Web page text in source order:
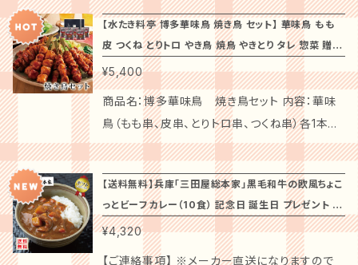
のスープと共に相性抜群。家族や友人との団ら
んにぴったりな一品です。特別な日やお祝い事、
贈り物としても大変喜ばれること間違いなし！
◆店主の声 この「もつ鍋セット」は、厳選した素
材を使用し、家庭で手軽に本格的なもつ鍋を楽
しんでいただけるようにしました。心温まるひと
ときを大切な方と共に過ごしていただけること
を願っています。皆さまのお食卓を、特別なもの
にするお手伝いができれば幸いです。 ◆注意事
項 送料無料でお届けいたしますので、お気軽に
ご購入いただけます。解凍後はなるべく早めにお
召し上がりください。国内配送のみ対応してお
ゼントをお選びいただけます。 ぜひ、「石井味噌」
信州豚ロースギフトをお試しください！あなたの
大切な瞬間に、特別な味わいを添えるお手伝い
をいたします！
手羽小間肉(九州産)、調味液（植物油脂、食塩、
粉末醤油、ローストガーリック、ごま、にんにく、こ
しょう）／調味料(アミノ酸等)、乳化剤、香辛料抽
出物、（一部に小麦・ごま・大豆・鶏肉を含む） 特
徴： 自社で養鶏場を持ち、丹精込めて育てたブ
ランド鶏 九州産銘柄鶏華味鳥。水たき料亭で
も使用し、お客様からも人気の銘柄鶏です。 1羽
から数十グラムしか取れない、希少部位であ
る“肩小肉（手羽小間肉）”を使用。モモ肉のよう
にジューシーで、タレとの相性がよく、ごはんとの
相性抜群です。お箸が止まりません。フライパン
辛料、ポークエキス、生姜ペースト、にんにくペー
スト／カラメル色素、パプリカ色素、酸味料、(一
部に小麦・乳成分・大豆・鶏肉・豚肉・りんごを含
む) 【粗挽きキーマカレー】 食肉等（鶏挽肉（九
州産)、鶏肝挽肉（九州産））、 野菜（玉ねぎ、人
参）、豚脂、小麦粉、ソテーオニオン、砂糖、食用
なたね油、チキンブイヨン、鶏がら スープ、カレ
ー粉、しょうゆ、リンゴピューレ、酵母エキス、フォ
ンドボー、食塩、バター、ポークエキス、にんにく
ペースト、生姜ペースト、香辛料、たん白加水分
解物、発酵調味料／カラメル色素、酸味料、（一
どう糖)、（一部に小麦・卵・大豆・鶏肉を含む）
【華味鳥 つくね串】 鶏肉（九州産）、野菜（玉葱
（国産）、ネギ（国産））、パン粉、砂糖、食塩、鶏卵、
かつお風味調味料、香辛料、衣（パン粉、小麦粉、
鶏卵、でん粉、植物性大豆たん白、食塩、ぶどう
糖）／調味料（アミノ酸等）、（一部に小麦・卵・乳
成分・大豆・鶏肉を含む） 【華味鳥 梅しそ巻串】
鶏肉（九州産）、梅加工品、大葉（国産）、香辛料、
食塩、衣（パン粉、小麦粉、鶏卵、でん粉、植物性
大豆たん白、食塩、ぶどう糖）、（一部に小麦・卵・
大豆・鶏肉を含む） 【華味鳥 鳥ごぼうコロッケ
串】 野菜（馬鈴薯（国産）、ごぼう（国産））、鶏む
ご 原材料名： 鶏手羽元 (九州産)、タレ [米発酵
調味料、砂糖、醤油、水飴、ぶどう糖果糖液糖、ご
ま、濃縮りんご果汁、蜂蜜、香辛料、寒天]、天ぷら
粉(小麦粉、脱脂粉乳)、植物油脂/加工澱粉、増
粘剤(加工澱粉、キサンタン)、乳化剤、クチナシ
色素、(一部に小麦・乳成分・ごま・大豆・鶏肉・り
んごを含む) 特徴： 九州産銘柄鶏「華味鳥」の手
羽元をしっかりと揚げ、オリジナルの甘辛たれに
絡め仕上げました。 カラっと、ピリッと、それが
「華からっと」です。 おすすめは自然解凍後、その
まま冷たい状態でお召しあがりいただくことで
す。もちろん、冷凍のままレンジで温めていただ
【水たき料亭 博多華味鳥 焼き鳥 セット】 華味鳥 もも
皮 つくね とりトロ やき鳥 焼鳥 やきとり タレ 惣菜 贈り
物 記念日 お祝い ギフト 誕生日 プレゼント お取り寄
せ
¥5,400
商品名：博多華味鳥 焼き鳥セット 内容：華味
鳥（もも串、皮串、とりトロ串、つくね串）各1本入
り×5袋 温度帯：冷凍 賞味期限：製造より1年6ヵ
月 アレルゲン：小麦・大豆・鶏肉・豚肉・りんご 商
品箱サイズ：190×260×140mm 原材料： 【もも
串、とりトロ(肩肉)串】 鶏肉（九州産）、タレ（醤
油、砂糖、水飴、みりん、アミノ酸液、食塩、りんご
酢、香辛料）／増粘剤（加工でん粉、キサンタン）、
【送料無料】兵庫「三田屋総本家」黒毛和牛の欧風ちょこ
っとビーフカレー（10食） 記念日 誕生日 プレゼント お
祝い 内祝 贈り物 お礼 メーカー直送 常温
¥4,320
【ご連絡事項】 ※メーカー直送になりますので